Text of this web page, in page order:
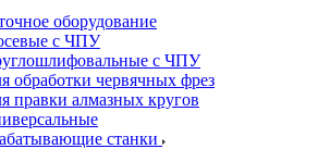
оборудование
с ЧПУ
с ЧПУ
обработки червячных фрез
правки алмазных кругов
станки